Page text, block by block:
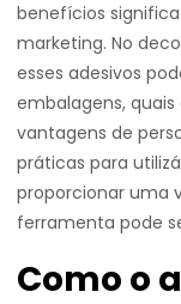
benefícios
marketing. No
esses adesivos
embalagens,
vantagens de
práticas para
proporcionar uma
ferramenta pode
Como o